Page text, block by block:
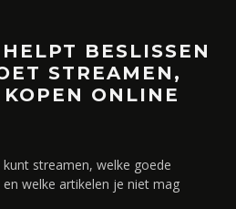
BESLISSEN
STREAMEN,
ONLINE
streamen, welke goede
welke artikelen je niet mag